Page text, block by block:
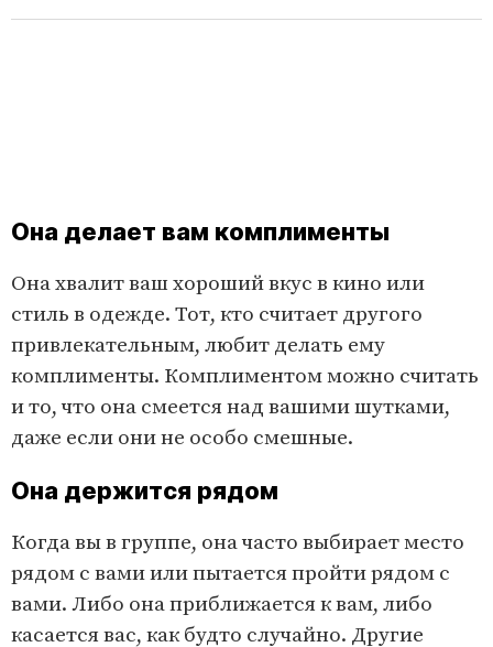
Она делает вам комплименты
Она хвалит ваш хороший вкус в кино или
стиль в одежде. Тот, кто считает другого
привлекательным, любит делать ему
комплименты. Комплиментом можно считать
и то, что она смеется над вашими шутками,
даже если они не особо смешные.
Она держится рядом
Когда вы в группе, она часто выбирает место
рядом с вами или пытается пройти рядом с
вами. Либо она приближается к вам, либо
касается вас, как будто случайно. Другие